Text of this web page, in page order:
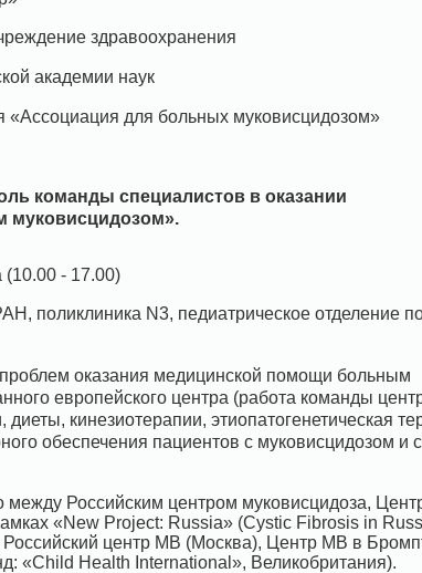
здравоохранения
академии наук
для больных муковисцидозом»
команды специалистов в оказании
- 17.00)
поликлиника N3, педиатрическое отделение
оказания медицинской помощи больным
европейского центра (работа команды
кинезиотерапии, этиопатогенетическая
обеспечения пациентов с муковисцидозом и
между Российским центром муковисцидоза,
«New Project: Russia» (Cystic Fibrosis in
Российский центр МВ (Москва), Центр МВ в
«Child Health International», Великобритания).